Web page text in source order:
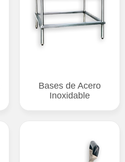
Bases de Acero
Inoxidable